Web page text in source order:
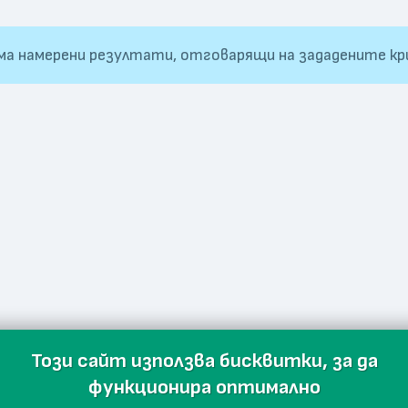
намерени резултати, отговарящи на зададените
Този сайт използва бисквитки, за да
функционира оптимално